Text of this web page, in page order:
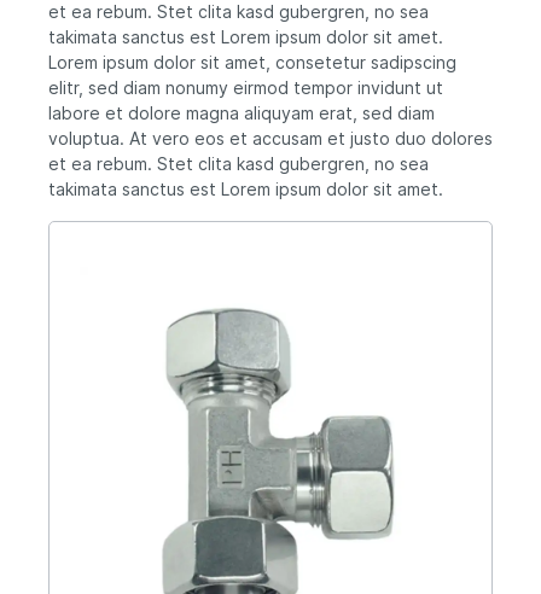
et ea rebum. Stet clita kasd gubergren, no sea
takimata sanctus est Lorem ipsum dolor sit amet.
Lorem ipsum dolor sit amet, consetetur sadipscing
elitr, sed diam nonumy eirmod tempor invidunt ut
labore et dolore magna aliquyam erat, sed diam
voluptua. At vero eos et accusam et justo duo dolores
et ea rebum. Stet clita kasd gubergren, no sea
takimata sanctus est Lorem ipsum dolor sit amet.